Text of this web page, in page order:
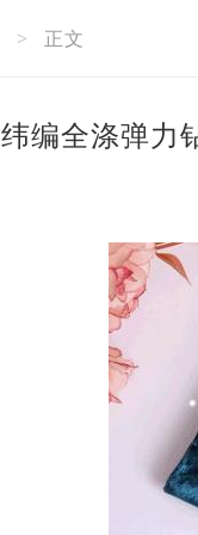
> 正文
纬编全涤弹力